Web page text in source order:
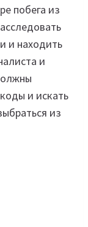
побега из
и находить
и
и искать
из